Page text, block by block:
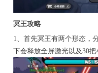
冥王攻略
1、首先冥王有两个形态，
下会释放全屏激光以及30把